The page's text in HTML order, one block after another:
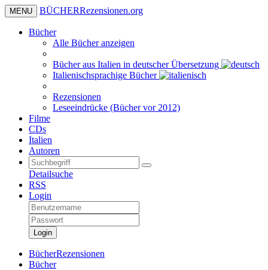
MENU BÜCHERRezensionen.org
Bücher
Alle Bücher anzeigen
Bücher aus Italien in deutscher Übersetzung
Italienischsprachige Bücher
Rezensionen
Leseeindrücke (Bücher vor 2012)
Filme
CDs
Italien
Autoren
Detailsuche
RSS
Login
Login
BücherRezensionen
Bücher